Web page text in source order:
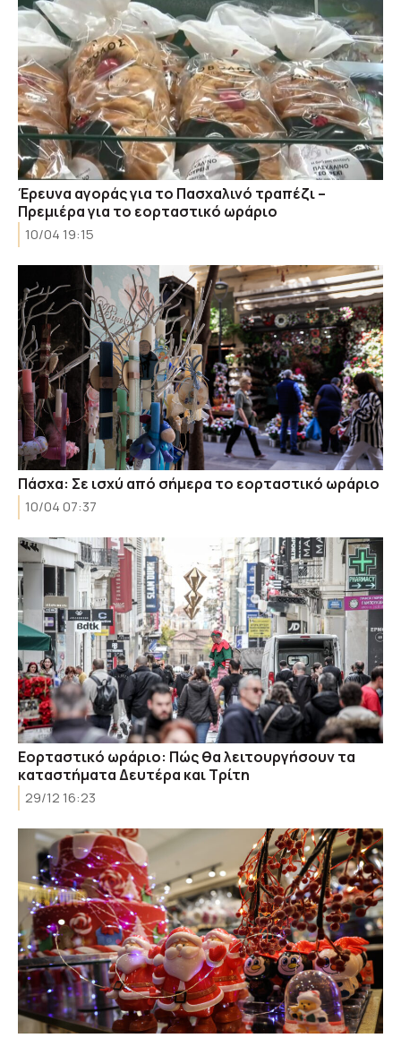
Έρευνα αγοράς για το Πασχαλινό τραπέζι –
Πρεμιέρα για το εορταστικό ωράριο
10/04 19:15
Πάσχα: Σε ισχύ από σήμερα το εορταστικό ωράριο
10/04 07:37
Εορταστικό ωράριο: Πώς θα λειτουργήσουν τα
καταστήματα Δευτέρα και Τρίτη
29/12 16:23